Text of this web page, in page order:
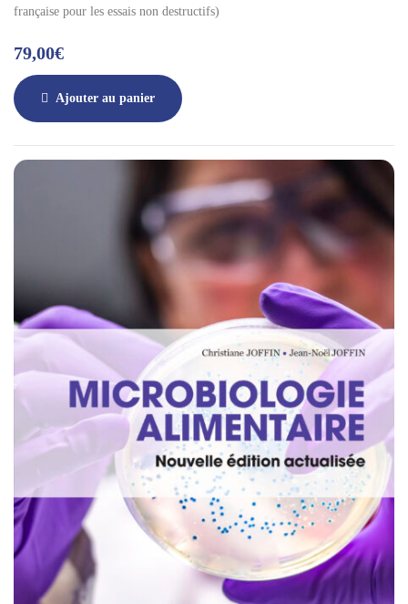
française pour les essais non destructifs)
79,00€
Ajouter au panier